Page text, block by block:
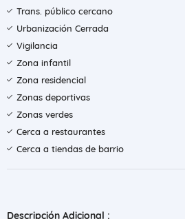
Trans. público cercano
Urbanización Cerrada
Vigilancia
Zona infantil
Zona residencial
Zonas deportivas
Zonas verdes
Cerca a restaurantes
Cerca a tiendas de barrio
Descripción Adicional :